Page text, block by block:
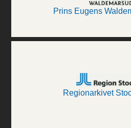
Prins Eugens
Regionarkivet